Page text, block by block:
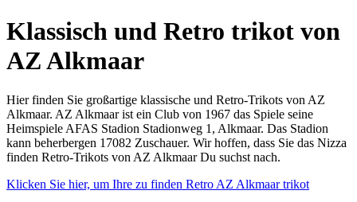
Klassisch und Retro trikot von
AZ Alkmaar
Hier finden Sie großartige klassische und Retro-Trikots von AZ
Alkmaar. AZ Alkmaar ist ein Club von 1967 das Spiele seine
Heimspiele AFAS Stadion Stadionweg 1, Alkmaar. Das Stadion
kann beherbergen 17082 Zuschauer. Wir hoffen, dass Sie das Nizza
finden Retro-Trikots von AZ Alkmaar Du suchst nach.
Klicken Sie hier, um Ihre zu finden Retro AZ Alkmaar trikot